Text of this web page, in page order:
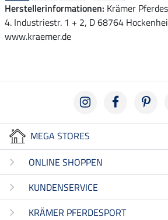
Herstellerinformationen: Krämer
4. Industriestr. 1 + 2, D 68764
www.kraemer.de
MEGA STORES
ONLINE SHOPPEN
KUNDENSERVICE
KRÄMER PFERDESPORT